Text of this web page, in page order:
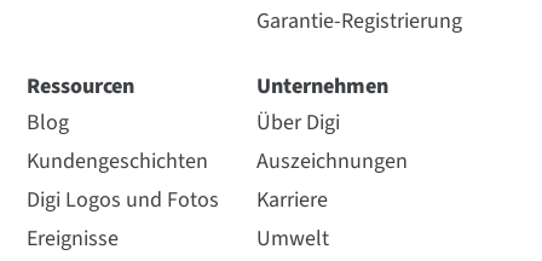
Garantie-Registrierung
Ressourcen
Blog
Kundengeschichten
Digi Logos und Fotos
Ereignisse
Unternehmen
Über Digi
Auszeichnungen
Karriere
Umwelt